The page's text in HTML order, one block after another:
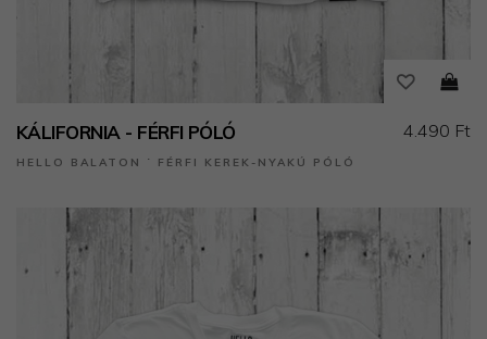
KÁLIFORNIA - FÉRFI PÓLÓ
HELLO BALATON ˙ FÉRFI KEREK-NYAKÚ PÓLÓ
4.490 Ft